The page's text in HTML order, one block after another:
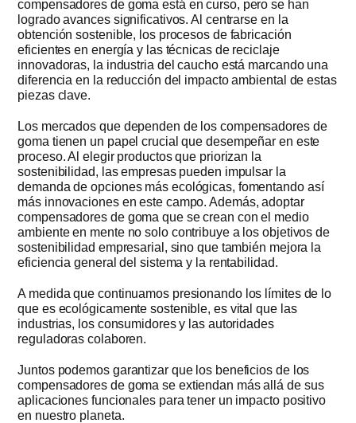
compensadores de goma está en curso, pero se han
logrado avances significativos. Al centrarse en la
obtención sostenible, los procesos de fabricación
eficientes en energía y las técnicas de reciclaje
innovadoras, la industria del caucho está marcando una
diferencia en la reducción del impacto ambiental de estas
piezas clave.
Los mercados que dependen de los compensadores de
goma tienen un papel crucial que desempeñar en este
proceso. Al elegir productos que priorizan la
sostenibilidad, las empresas pueden impulsar la
demanda de opciones más ecológicas, fomentando así
más innovaciones en este campo. Además, adoptar
compensadores de goma que se crean con el medio
ambiente en mente no solo contribuye a los objetivos de
sostenibilidad empresarial, sino que también mejora la
eficiencia general del sistema y la rentabilidad.
A medida que continuamos presionando los límites de lo
que es ecológicamente sostenible, es vital que las
industrias, los consumidores y las autoridades
reguladoras colaboren.
Juntos podemos garantizar que los beneficios de los
compensadores de goma se extiendan más allá de sus
aplicaciones funcionales para tener un impacto positivo
en nuestro planeta.